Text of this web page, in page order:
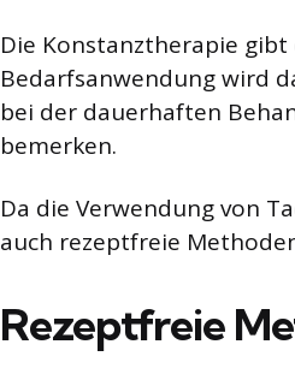
Die Konstanztherapie
Bedarfsanwendung wird
bei der dauerhaften
bemerken.
Da die Verwendung von
auch rezeptfreie
Rezeptfreie